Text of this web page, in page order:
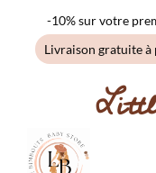
-10% sur votre
Livraison gratuite